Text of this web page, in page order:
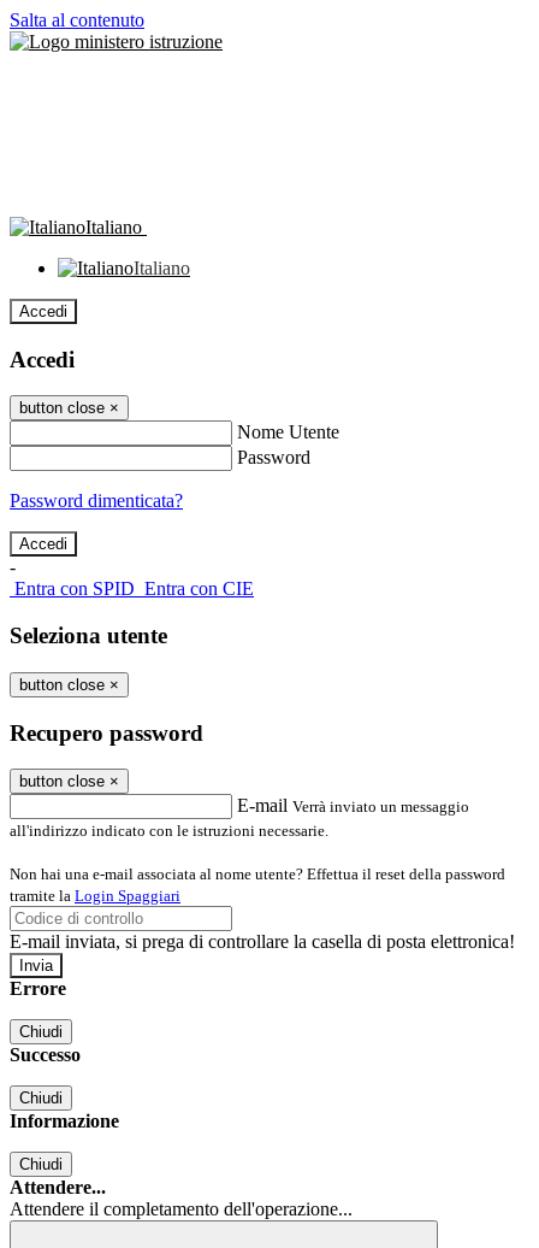
Salta al contenuto
Italiano
Italiano
Accedi
Accedi
button close ×
Nome Utente
Password
Password dimenticata?
-
Entra con SPID Entra con CIE
Seleziona utente
button close ×
Recupero password
button close ×
E-mail Verrà inviato un messaggio
all'indirizzo indicato con le istruzioni necessarie.
Non hai una e-mail associata al nome utente? Effettua il reset della password
tramite la Login Spaggiari
E-mail inviata, si prega di controllare la casella di posta elettronica!
Errore
Chiudi
Successo
Chiudi
Informazione
Chiudi
Attendere...
Attendere il completamento dell'operazione...